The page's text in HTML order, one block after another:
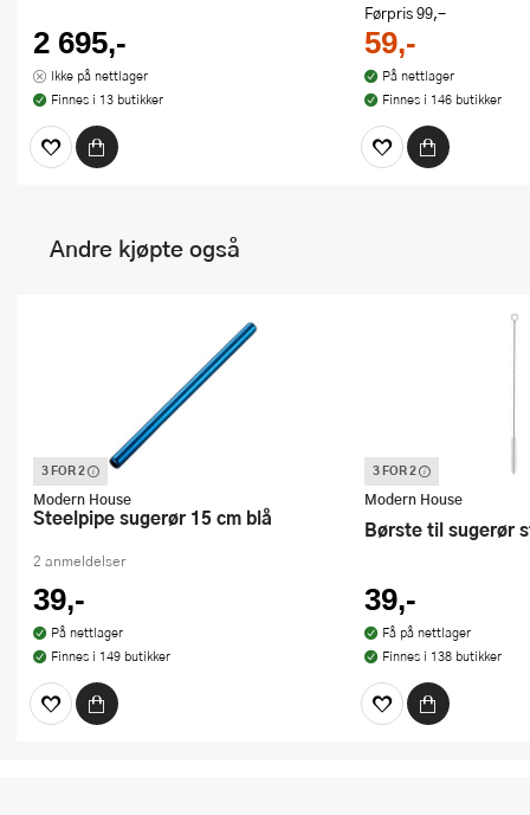
2 695,-
Ikke på nettlager
Finnes i 13 butikker
Førpris99,-
59,-
På nettlager
Finnes i 146 butikker
Andre kjøpte også
3 FOR 2
Denne varen inngår i vår 3 for 2
kampanje. Vi spanderer den rimeligste
Modern House
Steelpipe sugerør 15 cm blå
2 anmeldelser
39,-
På nettlager
Finnes i 149 butikker
3 FOR 2
Denne varen inngår i
kampanje. Vi
Modern House
Børste til sugerør
39,-
Få på nettlager
Finnes i 138 butikker